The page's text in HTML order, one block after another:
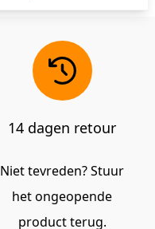
14 dagen retour
Niet tevreden? Stuur
het ongeopende
product terug.